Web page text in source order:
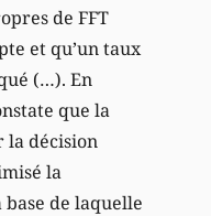
de FFT
et qu’un taux
(…). En
que la
la décision
la
de laquelle